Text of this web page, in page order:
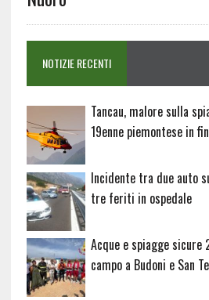
NOTIZIE RECENTI
Tancau, malore sulla
19enne piemontese in
Incidente tra due auto
tre feriti in ospedale
Acque e spiagge
campo a Budoni e San